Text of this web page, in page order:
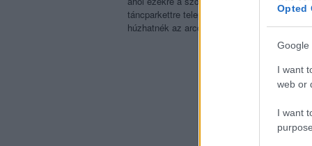
Opted
Google
I want
web or
I want
táncparkettre teleportált, tökéletesre csiszolt
húzhatnék az arcomra, vagy legalább egy